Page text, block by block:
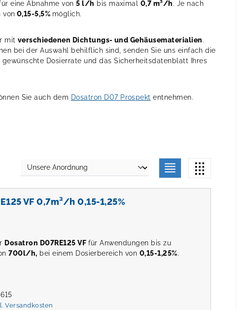
eine Abnahme von5 l/h bis maximal 0,7 m³/h. Je nach
von 0,15-5,5% möglich.
mitverschiedenen Dichtungs- und Gehäusematerialien.
bei der Auswahl behilflich sind, senden Sie uns einfach die
Dosierrate und das Sicherheitsdatenblatt Ihres
Sie auch dem Dosatron D07 Prospekt entnehmen.
VF 0,7m³/h 0,15-1,25%
Dosatron D07RE125 VF für Anwendungen bis zu
700l/h, bei einem Dosierbereich von 0,15-1,25%.
Versandkosten